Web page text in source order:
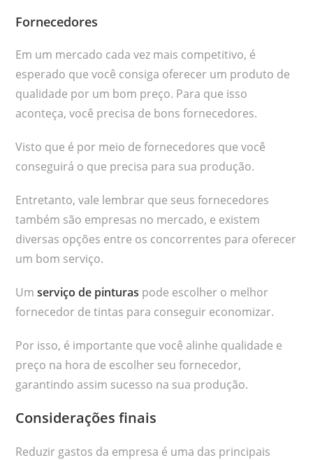
Fornecedores
Em um mercado cada vez mais competitivo, é
esperado que você consiga oferecer um produto de
qualidade por um bom preço. Para que isso
aconteça, você precisa de bons fornecedores.
Visto que é por meio de fornecedores que você
conseguirá o que precisa para sua produção.
Entretanto, vale lembrar que seus fornecedores
também são empresas no mercado, e existem
diversas opções entre os concorrentes para oferecer
um bom serviço.
Umserviço de pinturas pode escolher o melhor
fornecedor de tintas para conseguir economizar.
Por isso, é importante que você alinhe qualidade e
preço na hora de escolher seu fornecedor,
garantindo assim sucesso na sua produção.
Considerações finais
Reduzir gastos da empresa é uma das principais